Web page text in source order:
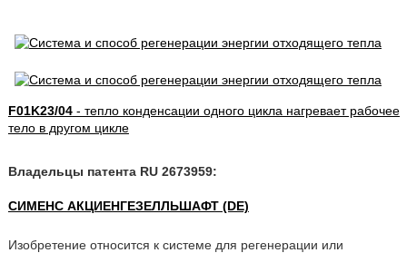
F01K23/04- тепло конденсации одного цикла нагревает рабочее
тело в другом цикле
Владельцы патента RU 2673959:
СИМЕНС АКЦИЕНГЕЗЕЛЛЬШАФТ (DE)
Изобретение относится к системе для регенерации или